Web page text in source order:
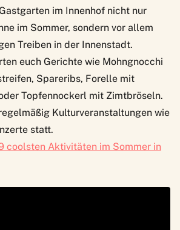
im Innenhof nicht nur
im Sommer, sondern vor allem
Treiben in der Innenstadt.
euch Gerichte wie Mohngnocchi
Spareribs, Forelle mit
Topfennockerl mit Zimtbröseln.
Kulturveranstaltungen wie
statt.
coolsten Aktivitäten im Sommer in